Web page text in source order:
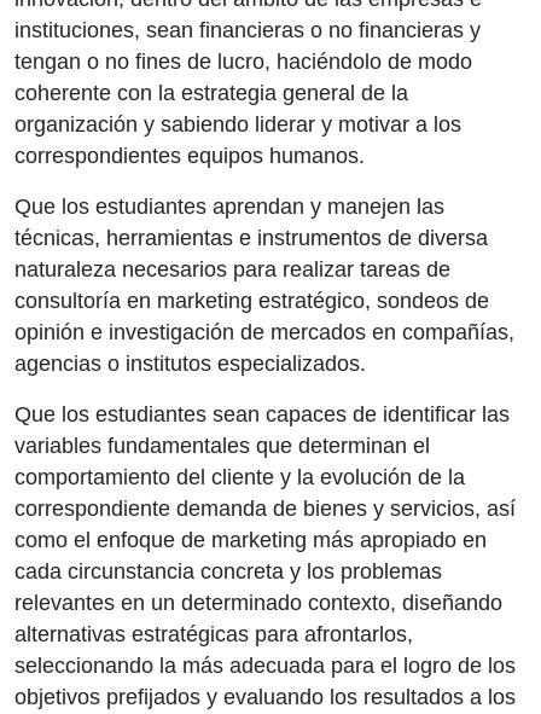
instituciones, sean financieras o no financieras y
tengan o no fines de lucro, haciéndolo de modo
coherente con la estrategia general de la
organización y sabiendo liderar y motivar a los
correspondientes equipos humanos.
Que los estudiantes aprendan y manejen las
técnicas, herramientas e instrumentos de diversa
naturaleza necesarios para realizar tareas de
consultoría en marketing estratégico, sondeos de
opinión e investigación de mercados en compañías,
agencias o institutos especializados.
Que los estudiantes sean capaces de identificar las
variables fundamentales que determinan el
comportamiento del cliente y la evolución de la
correspondiente demanda de bienes y servicios, así
como el enfoque de marketing más apropiado en
cada circunstancia concreta y los problemas
relevantes en un determinado contexto, diseñando
alternativas estratégicas para afrontarlos,
seleccionando la más adecuada para el logro de los
objetivos prefijados y evaluando los resultados a los